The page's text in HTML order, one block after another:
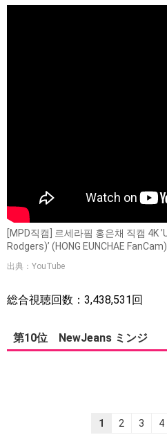
[MPD직캠] 르세라핌 홍은채 직캠 4K
Rodgers)’ (HONG EUNCHAE
出典：YouTube
総合視聴回数：3,438,531回
第10位 NewJeans ミンジ
1 2 3 4